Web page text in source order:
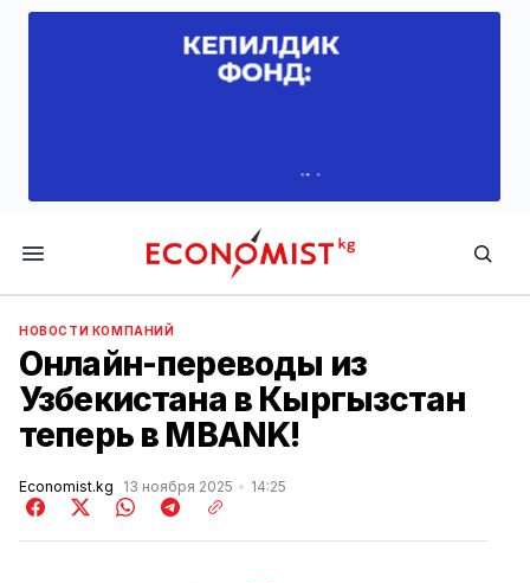
Economist.kg
НОВОСТИ КОМПАНИЙ
Онлайн-переводы из
Узбекистана в Кыргызстан
теперь в MBANK!
Economist.kg 13 ноября 2025 14:25